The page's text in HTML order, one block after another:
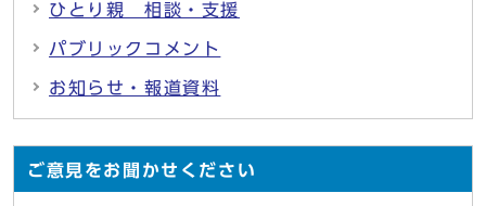
ひとり親 相談・支援
パブリックコメント
お知らせ・報道資料
ご意見をお聞かせください